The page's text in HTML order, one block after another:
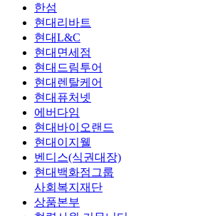
한섬
현대리바트
현대L&C
현대면세점
현대드림투어
현대렌탈케어
현대퓨처넷
에버다임
현대바이오랜드
현대이지웰
벤디스(식권대장)
현대백화점그룹
사회복지재단
상품본부